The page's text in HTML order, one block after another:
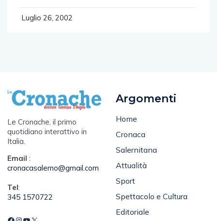
Luglio 26, 2002
Le Cronache, il primo
quotidiano interattivo in
Italia.
Email :
cronacasalerno@gmail.com
Tel:
345 1570722
Argomenti
Home
Cronaca
Salernitana
Attualità
Sport
Spettacolo e Cultura
Editoriale